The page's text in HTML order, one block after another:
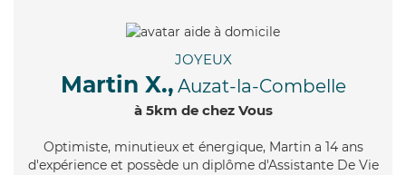
JOYEUX
Martin X., Auzat-la-Combelle
à 5km de chez Vous
Optimiste, minutieux et énergique, Martin a 14 ans
d'expérience et possède un diplôme d'Assistante De Vie